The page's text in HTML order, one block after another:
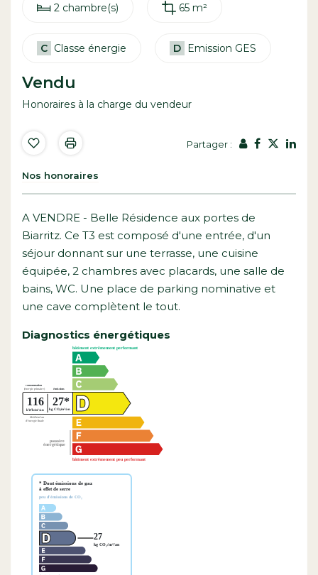
2 chambre(s) 65 m²
C Classe énergie D Emission GES
Vendu
Honoraires à la charge du vendeur
Partager :
Nos honoraires
A VENDRE - Belle Résidence aux portes de
Biarritz. Ce T3 est composé d'une entrée, d'un
séjour donnant sur une terrasse, une cuisine
équipée, 2 chambres avec placards, une salle de
bains, WC. Une place de parking nominative et
une cave complètent le tout.
Diagnostics énergétiques